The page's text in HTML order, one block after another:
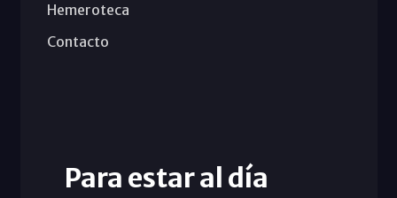
Hemeroteca
Contacto
Para estar al día